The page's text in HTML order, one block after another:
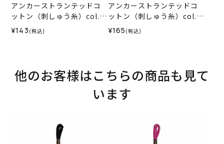
アンカーストランテッドコ
ットン（刺しゅう糸）col.1
012
¥143 (税込)
アンカーストランテッドコ
ットン（刺しゅう糸）col.0
035
¥165 (税込)
他のお客様はこちらの商品も見て
います